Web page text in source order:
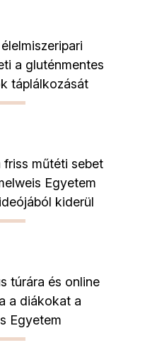
a gluténmentes
táplálkozását
műtéti sebet
Egyetem
kiderül
túrára és online
a diákokat a
Egyetem